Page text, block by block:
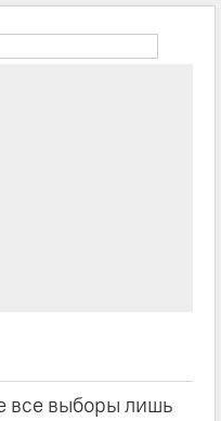
все выборы лишь